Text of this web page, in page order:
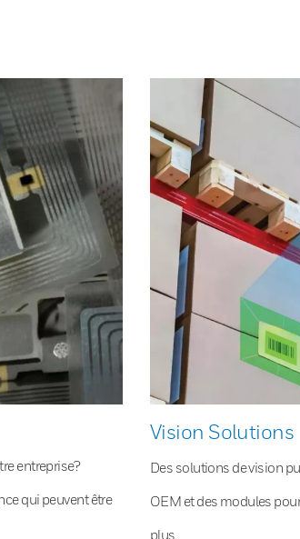
entreprise?
qui peuvent être
Vision Solutions
Des solutions de vision
OEM et des modules
plus.